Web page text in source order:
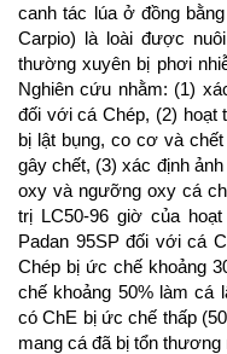
canh tác lúa ở đồng
Carpio) là loài được
thường xuyên bị phơi
Nghiên cứu nhằm: (1)
đối với cá Chép, (2) hoạt
bị lật bụng, co cơ và
gây chết, (3) xác định
oxy và ngưỡng oxy cá
trị LC50-96 giờ của
Padan 95SP đối với cá
Chép bị ức chế khoảng
chế khoảng 50% làm cá
có ChE bị ức chế thấp
mang cá đã bị tổn